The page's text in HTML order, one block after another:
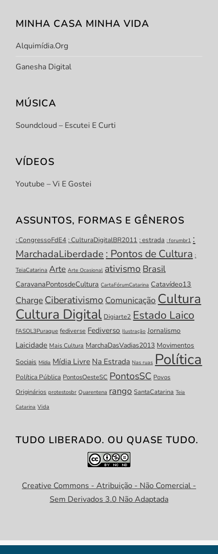
MINHA CASA MINHA VIDA
Alquimídia.org
Ganesha Digital
MÚSICA
Soundcloud – Escutei E Curti
VÍDEOS
Youtube – Vi E Gostei
ASSUNTOS, FORMAS E GÊNEROS
: CongressoFdE4 : CulturaDigitalBR2011 : estrada : forumbr1 :
MarchadaLiberdade : Pontos de Cultura :
TeiaCatarina Arte Arte Ocasional ativismoBrasil
CaravanaPontosdeCultura CartaFórumCatarina Catavídeo13
ChargeCiberativismoComunicação Cultura
Cultura Digital Digiarte2 Estado Laico
FASOL3Puraque fediverse Fediverso Ilustração Jornalismo
Laicidade Mais Cultura MarchaDasVadias2013 Movimentos
Sociais Mídia Mídia LivreNa Estrada Nas ruas Política
Política Pública PontosOesteSC PontosSC Povos
Originários protestosbr Quarentena rango SantaCatarina Teia
Catarina Vida
TUDO LIBERADO. OU QUASE TUDO.
Creative Commons - Atribuição - Não Comercial -
Sem Derivados 3.0 Não Adaptada